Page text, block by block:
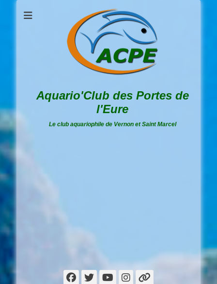
Aquario'Club des Portes de
l'Eure
Le club aquariophile de Vernon et Saint Marcel
Facebook
Twitter
YouTube
Instagram